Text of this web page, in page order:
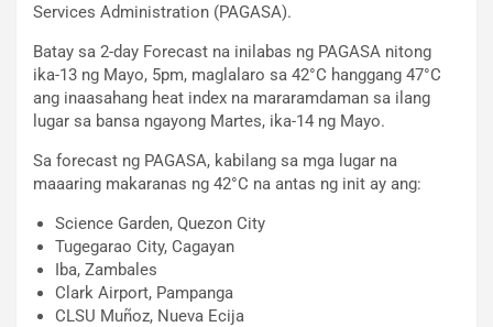
Services Administration (PAGASA).
Batay sa 2-day Forecast na inilabas ng PAGASA nitong
ika-13 ng Mayo, 5pm, maglalaro sa 42°C hanggang 47°C
ang inaasahang heat index na mararamdaman sa ilang
lugar sa bansa ngayong Martes, ika-14 ng Mayo.
Sa forecast ng PAGASA, kabilang sa mga lugar na
maaaring makaranas ng 42°C na antas ng init ay ang:
Science Garden, Quezon City
Tugegarao City, Cagayan
Iba, Zambales
Clark Airport, Pampanga
CLSU Muñoz, Nueva Ecija